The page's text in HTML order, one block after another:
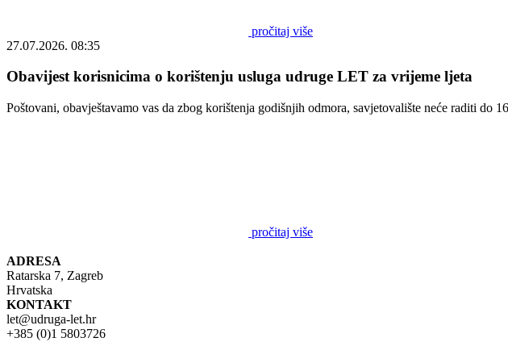
pročitaj više
27.07.2026. 08:35
Obavijest korisnicima o korištenju usluga udruge LET za vrijeme ljeta
Poštovani, obavještavamo vas da zbog korištenja godišnjih odmora, savjetovalište neće raditi
pročitaj više
ADRESA
Ratarska 7, Zagreb
Hrvatska
KONTAKT
let@udruga-let.hr
+385 (0)1 5803726